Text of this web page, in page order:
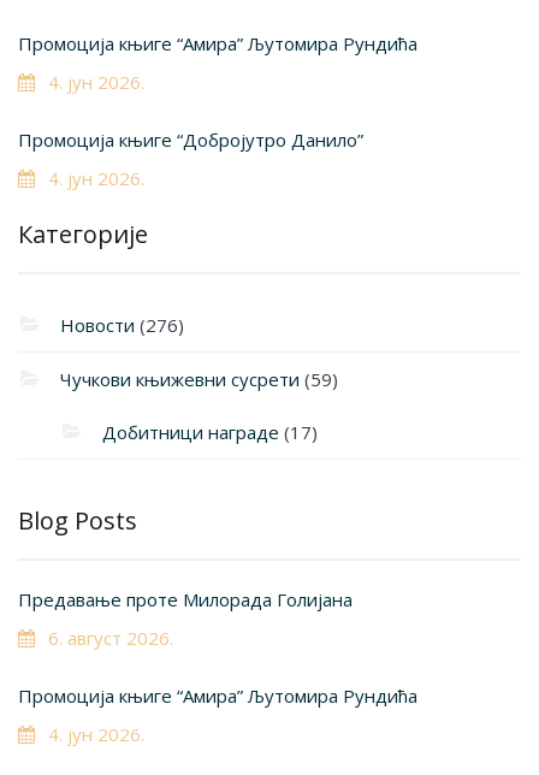
Промоција књиге “Амира” Љутомира Рундића
4. јун 2026.
Промоција књиге “Добројутро Данило”
4. јун 2026.
Категорије
Новости (276)
Чучкови књижевни сусрети (59)
Добитници награде (17)
Blog Posts
Предавање проте Милорада Голијана
6. август 2026.
Промоција књиге “Амира” Љутомира Рундића
4. јун 2026.